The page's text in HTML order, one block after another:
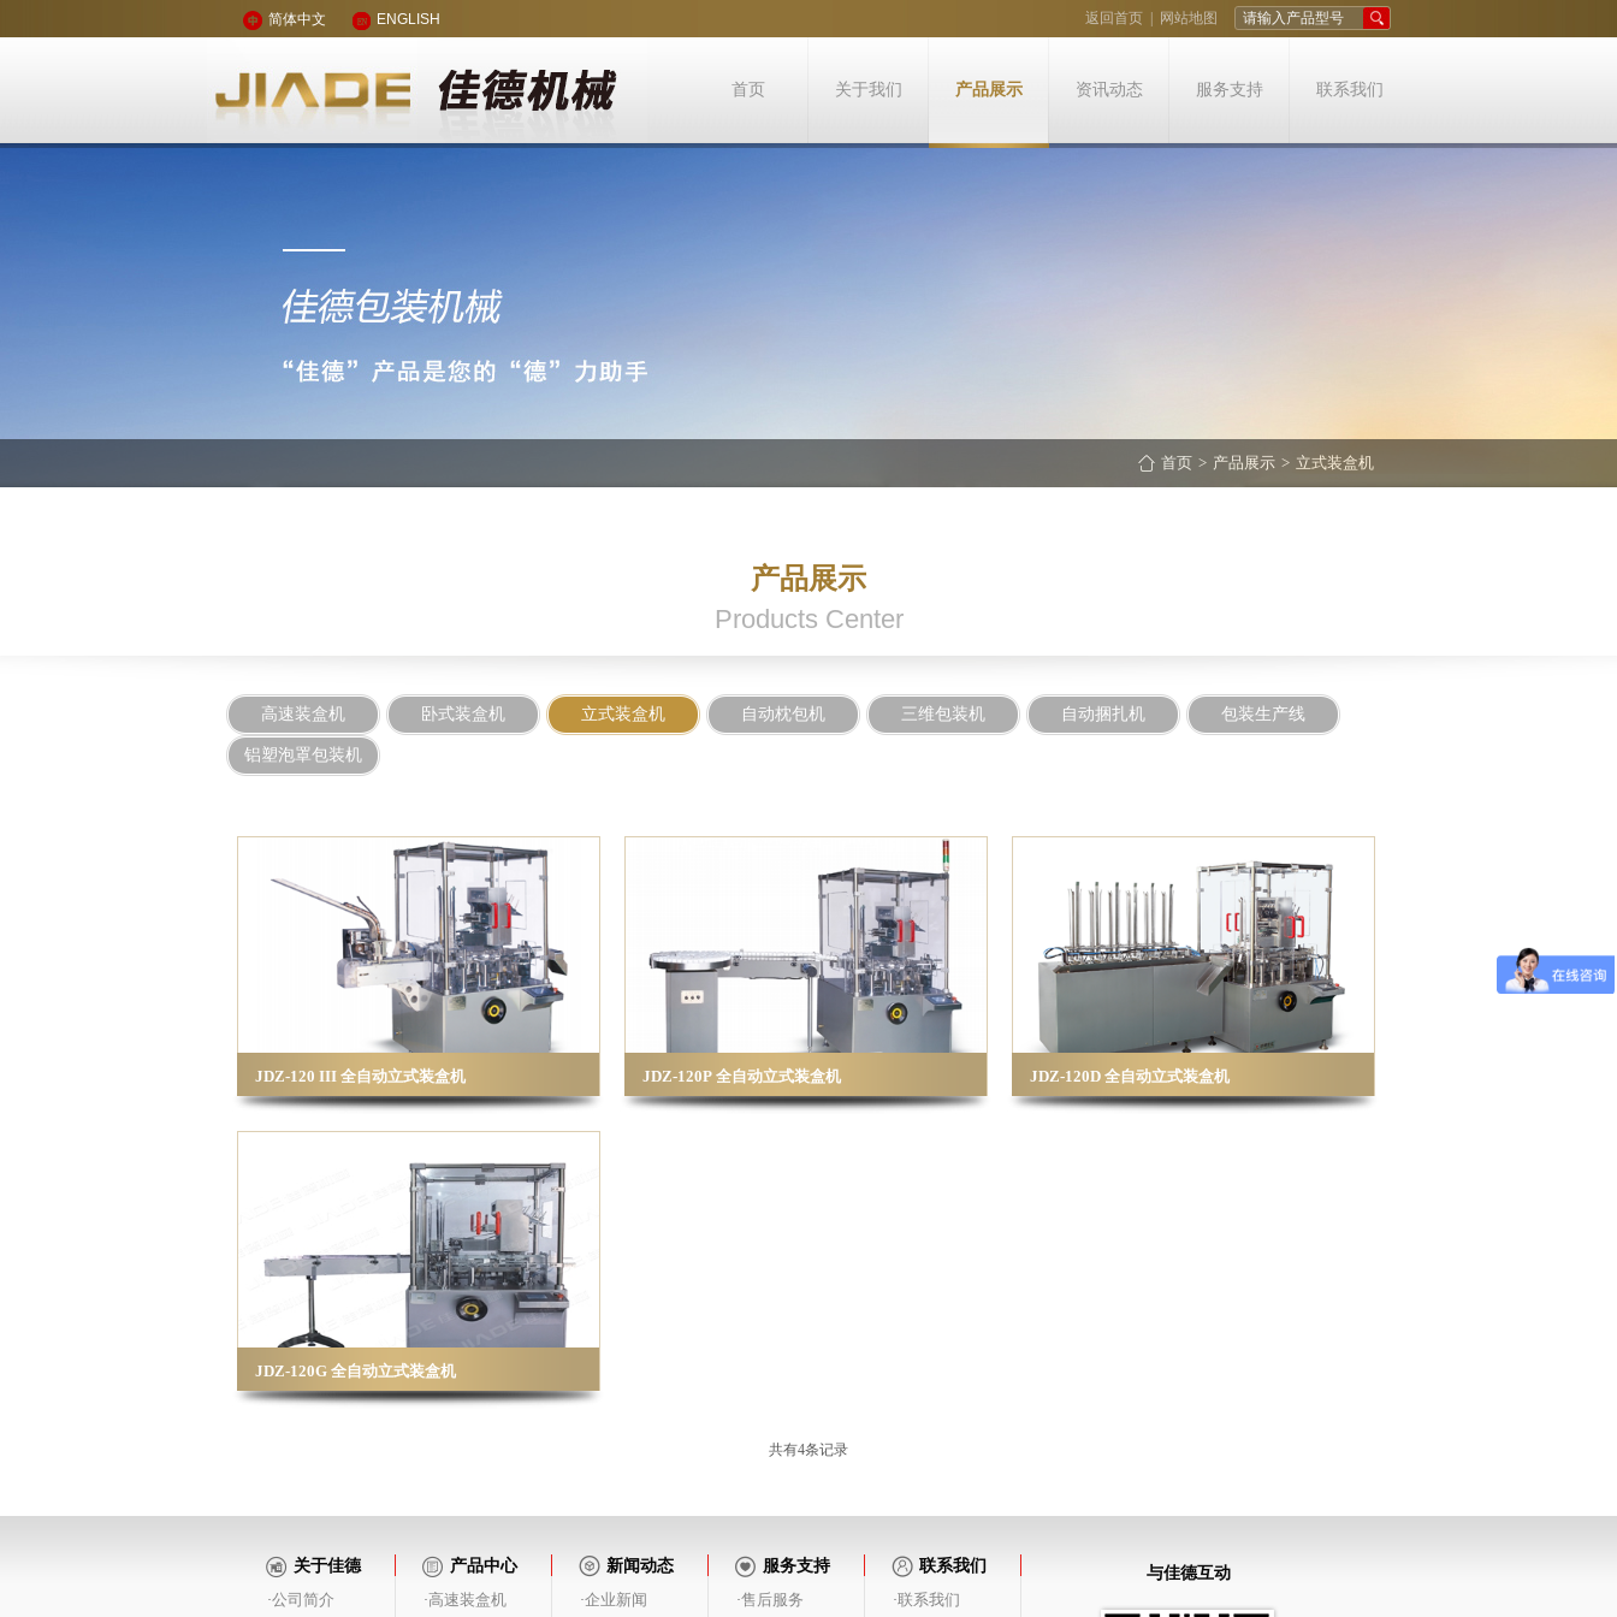
简体中文 ENGLISH 请输入产品型号
返回首页 网站地图
首页 关于我们 产品展示 资讯动态 服务支持 联系我们
首页 > 产品展示 > 立式装盒机
产品展示
Products Center
高速装盒机 卧式装盒机 立式装盒机 自动枕包机 三维包装机 自动捆扎机 包装生产线
铝塑泡罩包装机
JDZ-120 III 全自动立式装盒机 JDZ-120P 全自动立式装盒机 JDZ-120D 全自动立式装盒机
JDZ-120G 全自动立式装盒机
共有4条记录
关于佳德
·公司简介
产品中心
·高速装盒机
新闻动态
·企业新闻
服务支持
·售后服务
联系我们
·联系我们
与佳德互动